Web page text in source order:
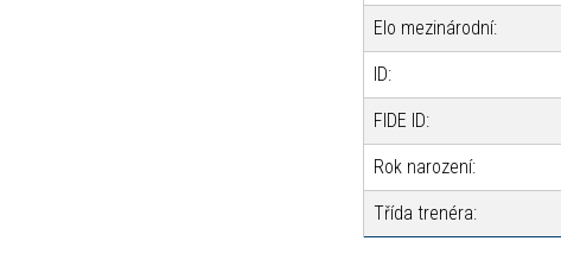
Elo mezinárodní:
ID:
FIDE ID:
Rok narození:
Třída trenéra: